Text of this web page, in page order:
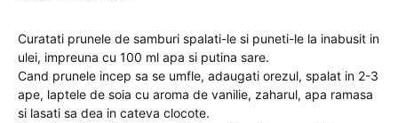
Curatati prunele de samburi spalati-le si puneti-le la inabusit in
ulei, impreuna cu 100 ml apa si putina sare.
Cand prunele incep sa se umfle, adaugati orezul, spalat in 2-3
ape, laptele de soia cu aroma de vanilie, zaharul, apa ramasa
si lasati sa dea in cateva clocote.